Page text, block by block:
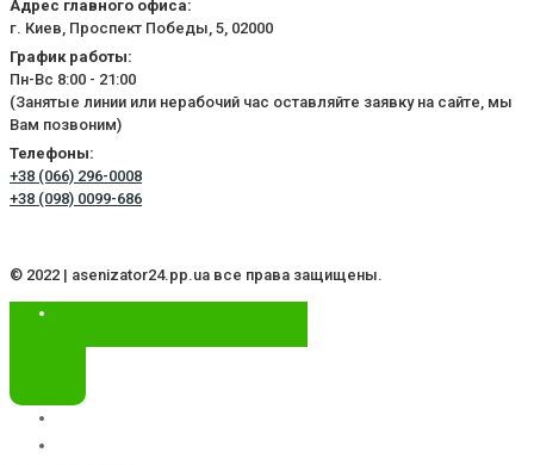
Адрес главного офиса:
г. Киев, Проспект Победы, 5, 02000
График работы:
Пн-Вс 8:00 - 21:00
(Занятые линии или нерабочий час оставляйте заявку на сайте, мы
Вам позвоним)
Телефоны:
+38 (066) 296-0008
+38 (098) 0099-686
© 2022 | asenizator24.pp.ua все права защищены.